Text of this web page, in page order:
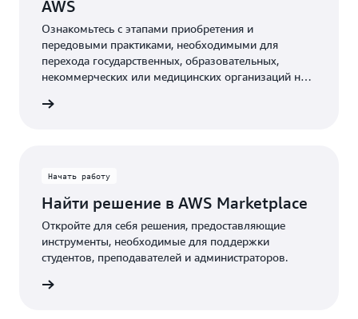
AWS
Ознакомьтесь с этапами приобретения и
передовыми практиками, необходимыми для
перехода государственных, образовательных,
некоммерческих или медицинских организаций на
Начать работу
Найти решение в AWS Marketplace
Откройте для себя решения, предоставляющие
инструменты, необходимые для поддержки
студентов, преподавателей и администраторов.